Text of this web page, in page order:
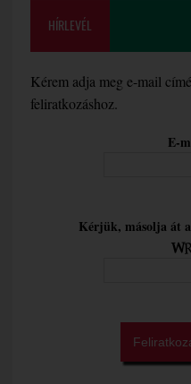
HÍRLEVÉL
Kérem adja meg e-mail
feliratkozáshoz.
E-
Kérjük, másolja át